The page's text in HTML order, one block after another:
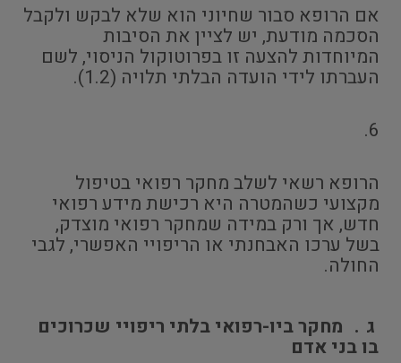
אם הרופא סבור שחיוני הוא שלא לבקש ולקבל
הסכמה מודעת, יש לציין את הסיבות
המיוחדות להצעה זו בפרוטוקול הניסוי, לשם
העברתו לידי הועדה הבלתי תלויה (1.2).
6.
הרופא רשאי לשלב מחקר רפואי בטיפול
מקצועי כשהמטרה היא רכישת מידע רפואי
חדש, אך ורק במידה שמחקר רפואי מוצדק,
בשל ערכו האבחנתי או הריפויי האפשרי, לגבי
החולה.
ג . מחקר ביו-רפואי בלתי ריפויי שכרוכים
בו בני אדם